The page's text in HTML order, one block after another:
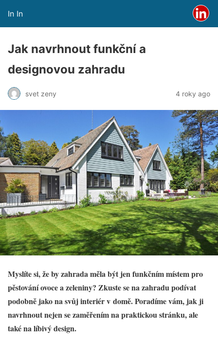
In In
Jak navrhnout funkční a
designovou zahradu
svet zeny 4 roky ago
Myslíte si, že by zahrada měla být jen funkčním místem pro
pěstování ovoce a zeleniny? Zkuste se na zahradu podívat
podobně jako na svůj interiér v domě. Poradíme vám, jak ji
navrhnout nejen se zaměřením na praktickou stránku, ale
také na líbivý design.